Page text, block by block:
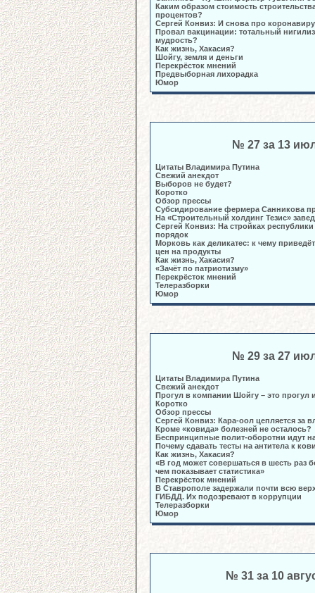
Каким образом стоимость
процентов?
Сергей Конвиз: И снова про
Провал вакцинации: тотальный
мудрость?
Как жизнь, Хакасия?
Шойгу, земля и деньги
Перекрёсток мнений
Предвыборная лихорадка
Юмор
№ 27 за 13
Цитаты Владимира Путина
Свежий анекдот
Выборов не будет?
Коротко
Обзор прессы
Субсидирование фермера Санникова
На «Строительный холдинг Тезис»
Сергей Конвиз: На стройках
порядок
Морковь как деликатес: к чему
цен на продукты
Как жизнь, Хакасия?
«Зачёт по патриотизму»
Перекрёсток мнений
Телеразборки
Юмор
№ 29 за 27
Цитаты Владимира Путина
Свежий анекдот
Прогул в компании Шойгу – это прогул
Коротко
Обзор прессы
Сергей Конвиз: Кара-оол цепляется за
Кроме «ковида» болезней не осталось?
Беспринципные полит-оборотни идут
Почему сдавать тесты на антитела к
Как жизнь, Хакасия?
«В год может совершаться в шесть раз
чем показывает статистика»
Перекрёсток мнений
В Ставрополе задержали почти всю
ГИБДД. Их подозревают в коррупции
Телеразборки
Юмор
№ 31 за 10